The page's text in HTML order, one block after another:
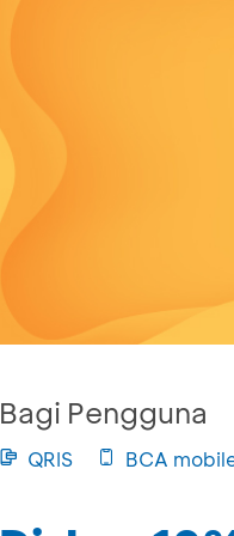
Bagi Pengguna
QRIS BCA